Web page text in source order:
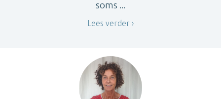
soms ...
Lees verder